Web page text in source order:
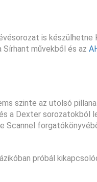
is készülhetne
művekből és az
szinte az utolsó
a Dexter sorozatokból
Scannel
próbál